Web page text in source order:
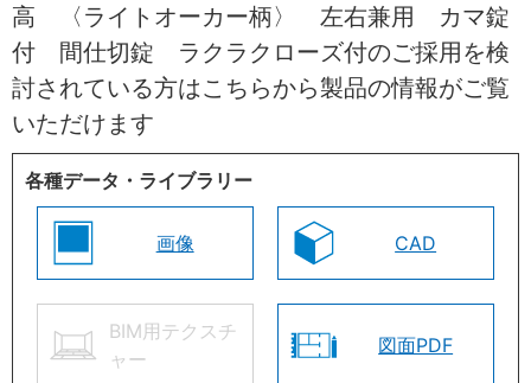
高 〈ライトオーカー柄〉 左右兼用 カマ錠
付 間仕切錠 ラクラクローズ付のご採用を検
討されている方はこちらから製品の情報がご覧
いただけます
各種データ・ライブラリー
画像 CAD
BIM用テクスチ
ャー
図面PDF